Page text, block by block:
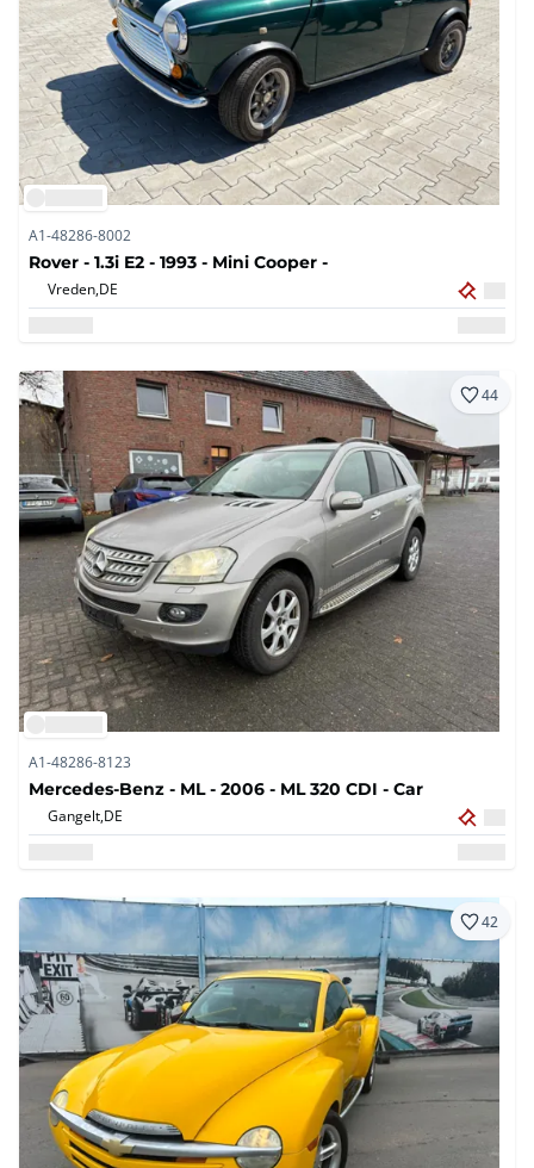
A1-48286-8002
Rover - 1.3i E2 - 1993 - Mini Cooper -
Vreden,DE
44
A1-48286-8123
Mercedes-Benz - ML - 2006 - ML 320 CDI - Car
Gangelt,DE
42